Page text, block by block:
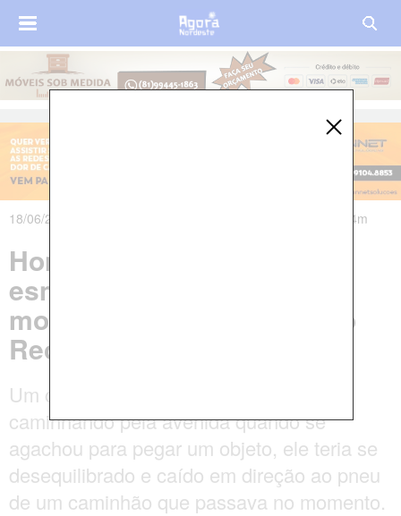
18/06/2025 às 07h22m - Atualizado em 18/06/2025 às 17h04m
Homem tem cabeça
esmagada por caminhão e
morre ao ser atropelado no
Recife
Um catador de recicláveis estava
caminhando pela avenida quando se
agachou para pegar um objeto, ele teria se
desequilibrado e caído em direção ao pneu
de um caminhão que passava no momento.